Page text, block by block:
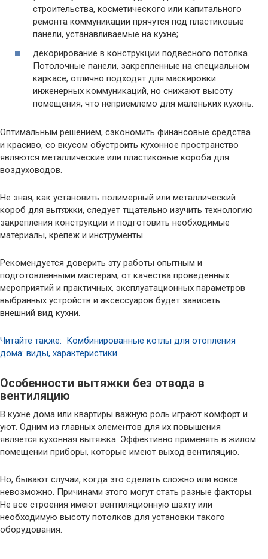
строительства, косметического или капитального
ремонта коммуникации прячутся под пластиковые
панели, устанавливаемые на кухне;
декорирование в конструкции подвесного потолка.
Потолочные панели, закрепленные на специальном
каркасе, отлично подходят для маскировки
инженерных коммуникаций, но снижают высоту
помещения, что неприемлемо для маленьких кухонь.
Оптимальным решением, сэкономить финансовые средства
и красиво, со вкусом обустроить кухонное пространство
являются металлические или пластиковые короба для
воздуховодов.
Не зная, как установить полимерный или металлический
короб для вытяжки, следует тщательно изучить технологию
закрепления конструкции и подготовить необходимые
материалы, крепеж и инструменты.
Рекомендуется доверить эту работы опытным и
подготовленными мастерам, от качества проведенных
мероприятий и практичных, эксплуатационных параметров
выбранных устройств и аксессуаров будет зависеть
внешний вид кухни.
Читайте также: Комбинированные котлы для отопления
дома: виды, характеристики
Особенности вытяжки без отвода в
вентиляцию
В кухне дома или квартиры важную роль играют комфорт и
уют. Одним из главных элементов для их повышения
является кухонная вытяжка. Эффективно применять в жилом
помещении приборы, которые имеют выход вентиляцию.
Но, бывают случаи, когда это сделать сложно или вовсе
невозможно. Причинами этого могут стать разные факторы.
Не все строения имеют вентиляционную шахту или
необходимую высоту потолков для установки такого
оборудования.